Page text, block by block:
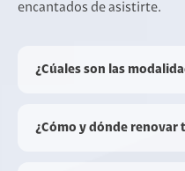
encantados de asistirte.
¿Cúales son las
¿Cómo y dónde renovar